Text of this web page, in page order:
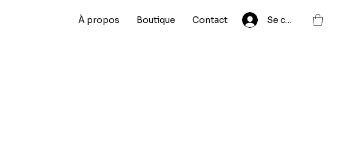
À propos Boutique Contact Se connecter